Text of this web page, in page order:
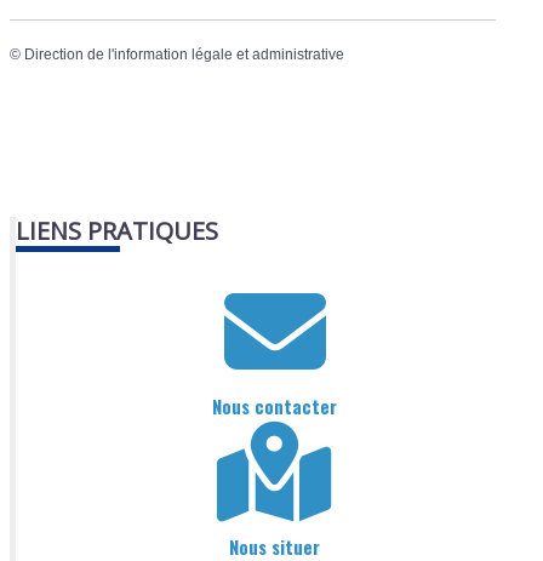
© Direction de l'information légale et administrative
LIENS PRATIQUES
Nous contacter
Nous situer